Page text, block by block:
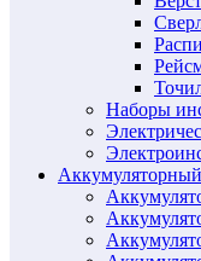
Наборы